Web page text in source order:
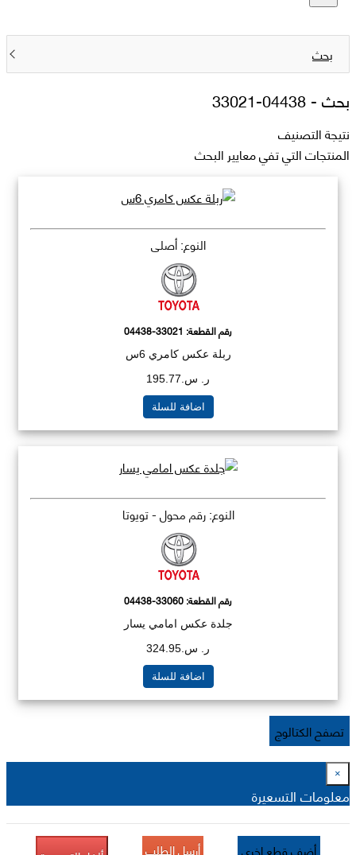
بحث
بحث -04438-33021
نتيجة التصنيف
المنتجات التي تفي معايير البحث
النوع: أصلي
رقم القطعة: 04438-33021
ربلة عكس كامري 6س
ر. س.195.77
اضافة للسلة
النوع: رقم محول - تويوتا
رقم القطعة:04438-33060
جلدة عكس امامي يسار
ر. س.324.95
اضافة للسلة
تصفح الكتالوج
×
معلومات التسعيرة
أضف قطع اخرى أرسل الطلب